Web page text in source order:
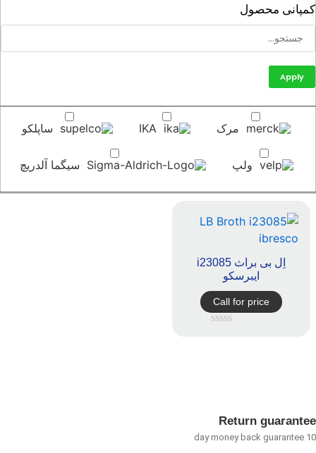
محصول
Apply
مرک IKA ساپلکو
ولپ سیگما آلدریچ
اِل بی براث i23085
ایبرسکو
Call for price
Return